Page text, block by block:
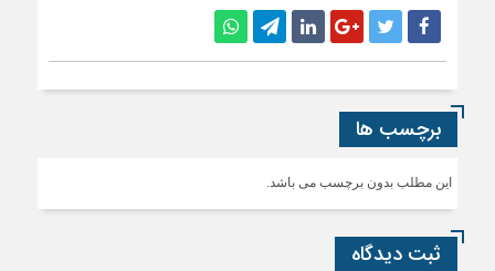
برچسب ها
این مطلب بدون برچسب می باشد.
ثبت دیدگاه